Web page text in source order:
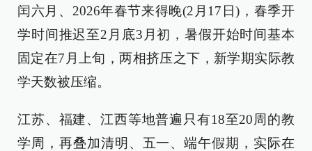
闰六月、2026年春节来得晚(2月17日)，春季开
学时间推迟至2月底3月初，暑假开始时间基本
固定在7月上旬，两相挤压之下，新学期实际教
学天数被压缩。
江苏、福建、江西等地普遍只有18至20周的教
学周，再叠加清明、五一、端午假期，实际在